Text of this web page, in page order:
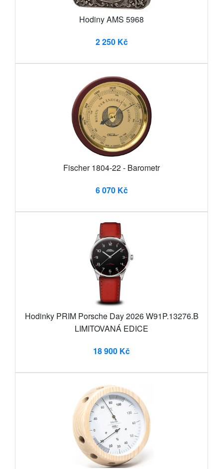
Hodiny AMS 5968
2 250 Kč
Fischer 1804-22 - Barometr
6 070 Kč
Hodinky PRIM Porsche Day 2026 W91P.13276.B
LIMITOVANÁ EDICE
18 900 Kč